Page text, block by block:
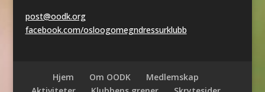
post@oodk.org
facebook.com/osloogomegndressurklubb
Hjem Om OODK
Medlemskap